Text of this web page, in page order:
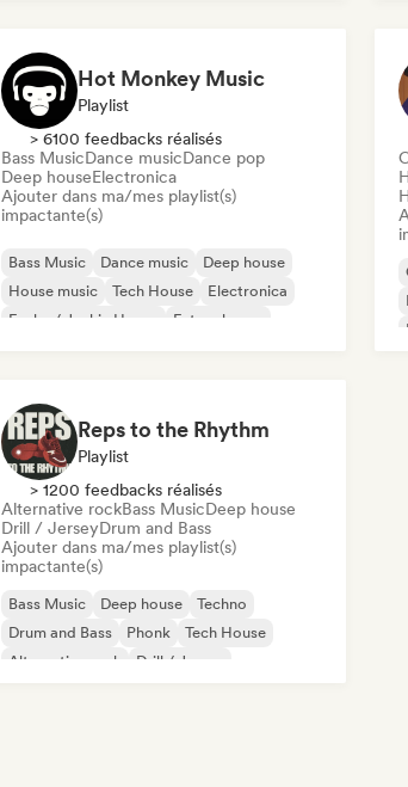
Hot Monkey Music
Playlist
> 6100 feedbacks réalisés
Bass MusicDance musicDance pop
Deep houseElectronica
Ajouter dans ma/mes playlist(s)
impactante(s)
Bass Music Dance music
Deep house
House music
Tech House
Electronica
Funky / Jackin House
Future house
Reps to the Rhythm
Playlist
> 1200 feedbacks réalisés
Alternative rockBass MusicDeep house
Drill / JerseyDrum and Bass
Ajouter dans ma/mes playlist(s)
impactante(s)
Bass Music Deep house
Techno
Drum and Bass
Phonk
Tech House
Alternative rock
Drill / Jersey